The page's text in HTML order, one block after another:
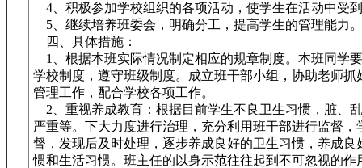
4、积极参加学校组织的各项活动，使学生在活动中受
5、继续培养班委会，明确分工，提高学生的管理能力。
四、具体措施：
1、根据本班实际情况制定相应的规章制度。本班同学
学校制度，遵守班级制度。成立班干部小组，协助老师抓
管理工作，配合学校各项工作。
2、重视养成教育：根据目前学生不良卫生习惯，脏、
严重等。下大力度进行治理，充分利用班干部进行监督，
督，发现后及时处理，逐步养成良好的卫生习惯，养成良
惯和生活习惯。班主任的以身示范往往起到不可忽视的作